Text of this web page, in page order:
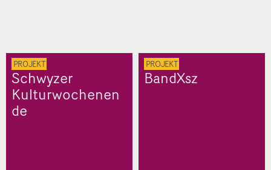
PROJEKT
Schwyzer
Kulturwochenen
de
PROJEKT
BandXsz